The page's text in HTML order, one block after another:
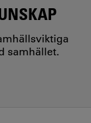
samhället.